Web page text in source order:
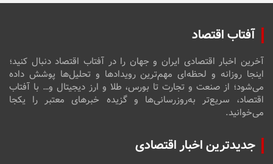
آفتاب اقتصاد
آخرین اخبار اقتصادی ایران و جهان را در آفتاب اقتصاد دنبال کنید؛
اینجا روزانه و لحظه‌ای مهم‌ترین رویدادها و تحلیل‌ها پوشش داده
می‌شود؛ از صنعت و تجارت تا بورس، طلا و ارز دیجیتال و… با آفتاب
اقتصاد، سریع‌تر به‌روزرسانی‌ها و گزیده خبرهای معتبر را یکجا
می‌خوانید.
جدیدترین اخبار اقتصادی